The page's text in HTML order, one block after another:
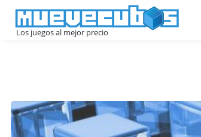
Los juegos al mejor precio